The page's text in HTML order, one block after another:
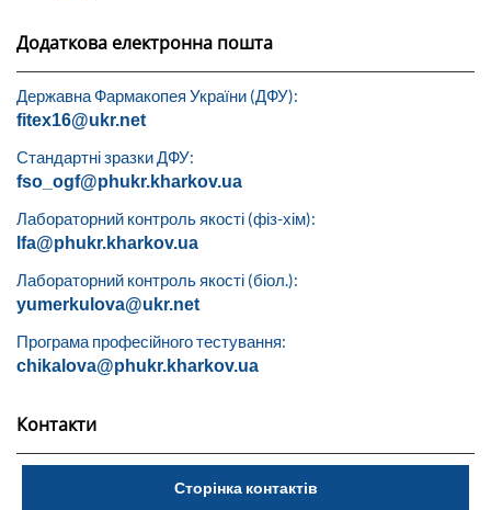
Додаткова електронна пошта
Державна Фармакопея України (ДФУ):
fitex16@ukr.net
Стандартні зразки ДФУ:
fso_ogf@phukr.kharkov.ua
Лабораторний контроль якості (фіз-хім):
lfa@phukr.kharkov.ua
Лабораторний контроль якості (біол.):
yumerkulova@ukr.net
Програма професійного тестування:
chikalova@phukr.kharkov.ua
Контакти
Сторінка контактів